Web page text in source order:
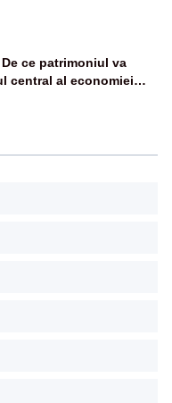
dar nu șținem omaneii
ce patrimoniul va
central al economiei